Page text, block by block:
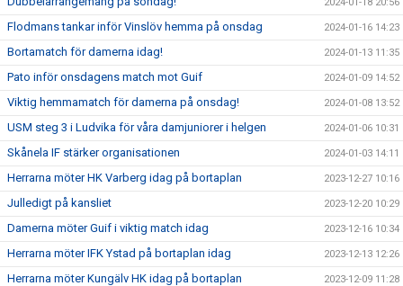
Flodmans tankar inför Vinslöv hemma på onsdag 2024-01-16 14:23
Bortamatch för damerna idag! 2024-01-13 11:35
Pato inför onsdagens match mot Guif 2024-01-09 14:52
Viktig hemmamatch för damerna på onsdag! 2024-01-08 13:52
USM steg 3 i Ludvika för våra damjuniorer i helgen 2024-01-06 10:31
Skånela IF stärker organisationen 2024-01-03 14:11
Herrarna möter HK Varberg idag på bortaplan 2023-12-27 10:16
Julledigt på kansliet 2023-12-20 10:29
Damerna möter Guif i viktig match idag 2023-12-16 10:34
Herrarna möter IFK Ystad på bortaplan idag 2023-12-13 12:26
Herrarna möter Kungälv HK idag på bortaplan 2023-12-09 11:28